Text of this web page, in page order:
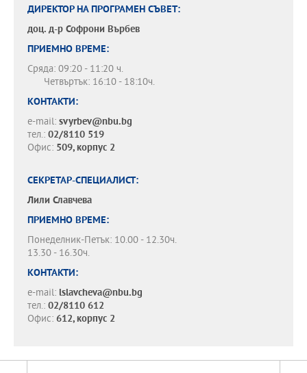
ДИРЕКТОР НА ПРОГРАМЕН СЪВЕТ:
доц. д-р Софрони Върбев
ПРИЕМНО ВРЕМЕ:
Сряда: 09:20 - 11:20 ч.
Четвъртък: 16:10 - 18:10ч.
КОНТАКТИ:
e-mail: svyrbev@nbu.bg
тел.: 02/8110 519
Офис: 509, корпус 2
СЕКРЕТАР-СПЕЦИАЛИСТ:
Лили Славчева
ПРИЕМНО ВРЕМЕ:
Понеделник-Петък: 10.00 - 12.30ч.
13.30 - 16.30ч.
КОНТАКТИ:
e-mail: lslavcheva@nbu.bg
тел.: 02/8110 612
Офис: 612, корпус 2